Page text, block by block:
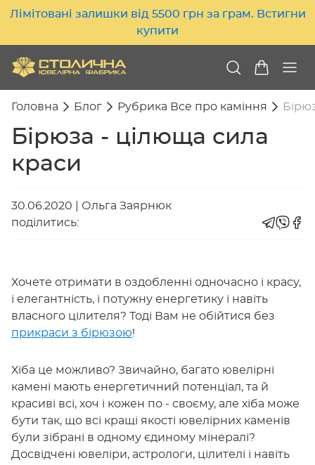
Лімітовані залишки від 5500 грн за грам. Встигни
купити
Головна Блог Рубрика Все про каміння
Бірюза - цілюща сила
краси
30.06.2020
Ольга Заярнюк
поділитись:
Хочете отримати в оздобленні одночасно і красу,
і елегантність, і потужну енергетику і навіть
власного цілителя? Тоді Вам не обійтися без
прикраси з бірюзою!
Хіба це можливо? Звичайно, багато ювелірні
камені мають енергетичний потенціал, та й
красиві всі, хоч і кожен по - своєму, але хіба може
бути так, що всі кращі якості ювелірних каменів
були зібрані в одному єдиному мінералі?
Досвідчені ювеліри, астрологи, цілителі і навіть